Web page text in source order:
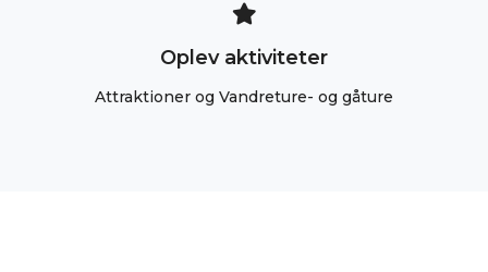
Oplev aktiviteter
Attraktioner og Vandreture- og gåture